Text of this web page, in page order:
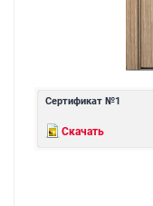
Сертификат №1
Скачать